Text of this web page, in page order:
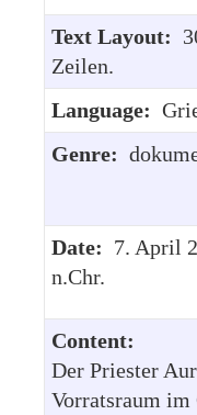
Text Layout:
Zeilen.
Language:
Genre:
Date: 7. April
n.Chr.
Content:
Der Priester
Vorratsraum im